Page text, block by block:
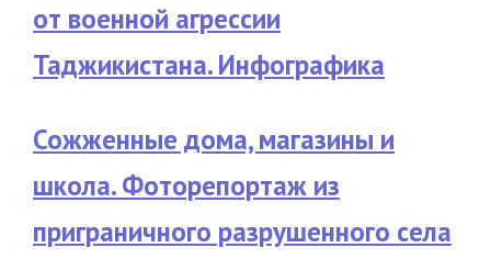
от военной агрессии
Таджикистана. Инфографика
Сожженные дома, магазины и
школа. Фоторепортаж из
приграничного разрушенного села